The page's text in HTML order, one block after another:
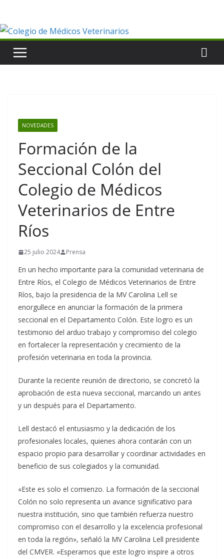
contenido
NOVEDADES
Formación de la
Seccional Colón del
Colegio de Médicos
Veterinarios de Entre
Ríos
25 julio 2024 Prensa
En un hecho importante para la comunidad veterinaria de
Entre Ríos, el Colegio de Médicos Veterinarios de Entre
Ríos, bajo la presidencia de la MV Carolina Lell se
enorgullece en anunciar la formación de la primera
seccional en el Departamento Colón. Este logro es un
testimonio del arduo trabajo y compromiso del colegio
en fortalecer la representación y crecimiento de la
profesión veterinaria en toda la provincia.
Durante la reciente reunión de directorio, se concretó la
aprobación de esta nueva seccional, marcando un antes
y un después para el Departamento.
Lell destacó el entusiasmo y la dedicación de los
profesionales locales, quienes ahora contarán con un
espacio propio para desarrollar y coordinar actividades en
beneficio de sus colegiados y la comunidad.
«Este es solo el comienzo. La formación de la seccional
Colón no solo representa un avance significativo para
nuestra institución, sino que también refuerza nuestro
compromiso con el desarrollo y la excelencia profesional
en toda la región», señaló la MV Carolina Lell presidente
del CMVER. «Esperamos que este logro inspire a otros